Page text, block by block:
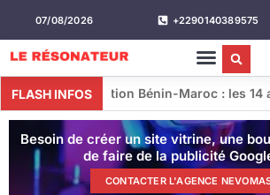
07/08/2026 +2290140389575
FLASH INFOS
Bénin-Maroc : les 14 accords
Besoin de créer un site vitrine, une
de faire de la publicité
CONTACTER L'AGENCE